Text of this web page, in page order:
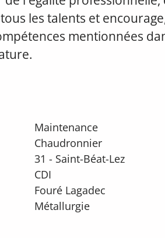
les talents et
mentionnées
Maintenance
Chaudronnier
31 - Saint-Béat-Lez
CDI
Fouré Lagadec
Métallurgie